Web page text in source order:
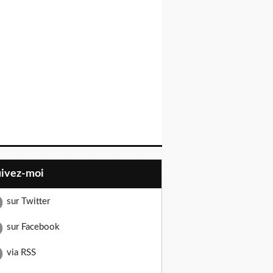
moi
sur Twitter
sur Facebook
via RSS